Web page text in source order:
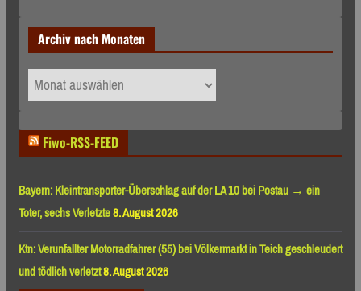
Archiv nach Monaten
Archiv
nach
Fiwo-RSS-FEED
Bayern: Kleintransporter-Überschlag auf der LA 10 bei Postau → ein
Toter, sechs Verletzte8. August 2026
Ktn: Verunfallter Motorradfahrer (55) bei Völkermarkt in Teich geschleudert
und tödlich verletzt8. August 2026